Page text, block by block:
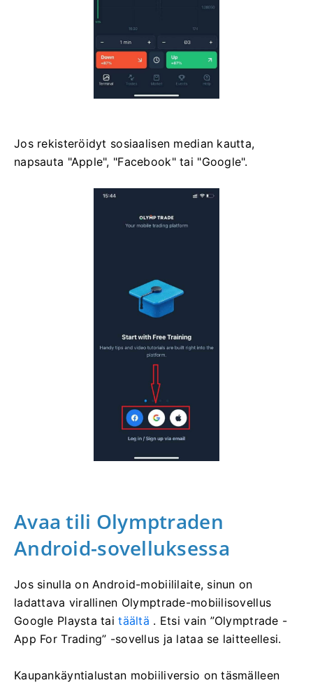
Jos rekisteröidyt sosiaalisen median kautta,
napsauta "Apple", "Facebook" tai "Google".
Avaa tili Olymptraden
Android-sovelluksessa
Jos sinulla on Android-mobiililaite, sinun on
ladattava virallinen Olymptrade-mobiilisovellus
Google Playsta taitäältä . Etsi vain ”Olymptrade -
App For Trading” -sovellus ja lataa se laitteellesi.
Kaupankäyntialustan mobiiliversio on täsmälleen